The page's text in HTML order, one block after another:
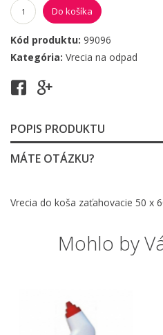
Do košíka
Kód produktu: 99096
Kategória: Vrecia na odpad
POPIS PRODUKTU
MÁTE OTÁZKU?
Vrecia do koša zaťahovacie 50 x
Mohlo by